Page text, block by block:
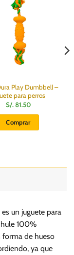
Play Dumbbell –
para perros
S/.81.50
Comprar
un juguete para
100%
forma de hueso
ya que